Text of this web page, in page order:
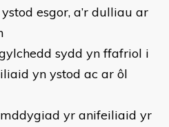
esgor, a’r dulliau ar
sydd yn ffafriol i
yn ystod ac ar ôl
yr anifeiliaid yr